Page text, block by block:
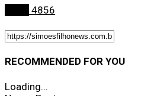
4856
RECOMMENDED FOR YOU
Loading...